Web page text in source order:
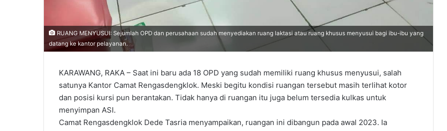
RUANG MENYUSUI: Sejumlah OPD dan perusahaan sudah menyediakan ruang laktasi atau ruang khusus menyusui bagi ibu-ibu yang
datang ke kantor pelayanan.
KARAWANG, RAKA – Saat ini baru ada 18 OPD yang sudah memiliki ruang khusus menyusui, salah
satunya Kantor Camat Rengasdengklok. Meski begitu kondisi ruangan tersebut masih terlihat kotor
dan posisi kursi pun berantakan. Tidak hanya di ruangan itu juga belum tersedia kulkas untuk
menyimpan ASI.
Camat Rengasdengklok Dede Tasria menyampaikan, ruangan ini dibangun pada awal 2023. Ia